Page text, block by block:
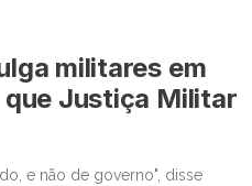
militares em
Justiça Militar
e não de governo", disse